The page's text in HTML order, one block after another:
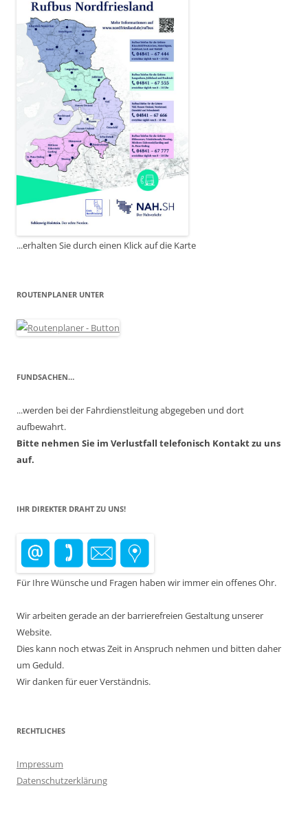
...erhalten Sie durch einen Klick auf die Karte
ROUTENPLANER UNTER
FUNDSACHEN…
...werden bei der Fahrdienstleitung abgegeben und dort
aufbewahrt.
Bitte nehmen Sie im Verlustfall telefonisch Kontakt zu uns
auf.
IHR DIREKTER DRAHT ZU UNS!
Für Ihre Wünsche und Fragen haben wir immer ein offenes Ohr.
Wir arbeiten gerade an der barrierefreien Gestaltung unserer
Website.
Dies kann noch etwas Zeit in Anspruch nehmen und bitten daher
um Geduld.
Wir danken für euer Verständnis.
RECHTLICHES
Impressum
Datenschutzerklärung